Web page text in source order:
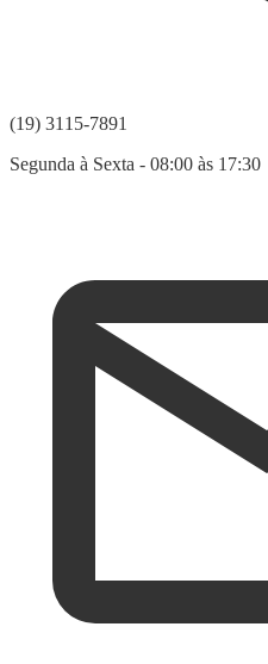
(19) 3115-7891
Segunda à Sexta - 08:00 às 17:30